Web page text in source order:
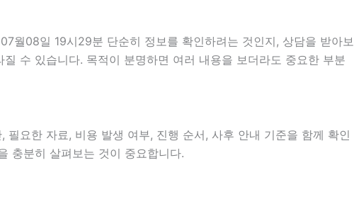
월08일 19시29분 단순히 정보를 확인하려는 것인지, 상담을 받아보
수 있습니다. 목적이 분명하면 여러 내용을 보더라도 중요한 부분
요한 자료, 비용 발생 여부, 진행 순서, 사후 안내 기준을 함께 확인
충분히 살펴보는 것이 중요합니다.